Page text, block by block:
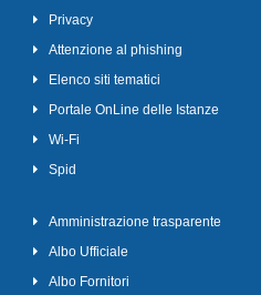
Privacy
Attenzione al phishing
Elenco siti tematici
Portale OnLine delle Istanze
Wi-Fi
Spid
Amministrazione trasparente
Albo Ufficiale
Albo Fornitori